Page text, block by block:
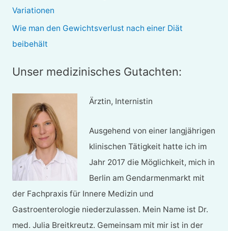
Variationen
Wie man den Gewichtsverlust nach einer Diät
beibehält
Unser medizinisches Gutachten:
Ärztin, Internistin
Ausgehend von einer langjährigen
klinischen Tätigkeit hatte ich im
Jahr 2017 die Möglichkeit, mich in
Berlin am Gendarmenmarkt mit
der Fachpraxis für Innere Medizin und
Gastroenterologie niederzulassen. Mein Name ist Dr.
med. Julia Breitkreutz. Gemeinsam mit mir ist in der